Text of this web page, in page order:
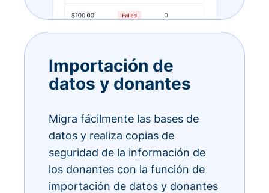
Importación de
datos y donantes
Migra fácilmente las bases de
datos y realiza copias de
seguridad de la información de
los donantes con la función de
importación de datos y donantes